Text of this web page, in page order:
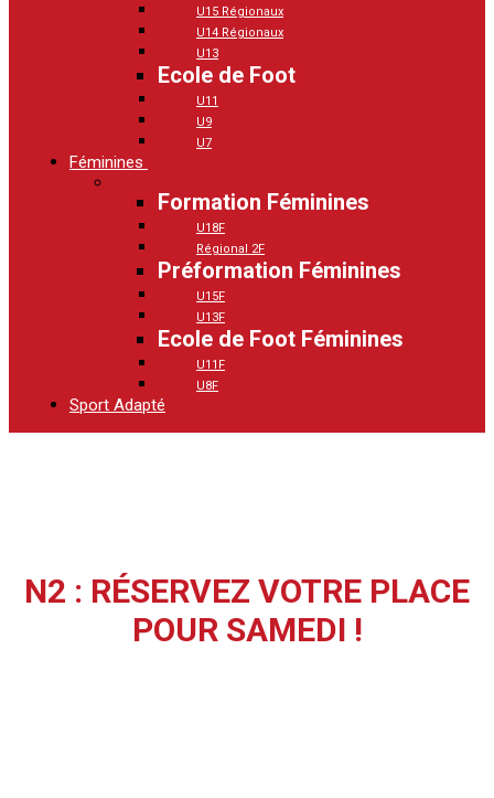
U15 Régionaux
U14 Régionaux
U13
Ecole de Foot
U11
U9
U7
Féminines
Formation Féminines
U18F
Régional 2F
Préformation Féminines
U15F
U13F
Ecole de Foot Féminines
U11F
U8F
Sport Adapté
N2 : RÉSERVEZ VOTRE PLACE
POUR SAMEDI !